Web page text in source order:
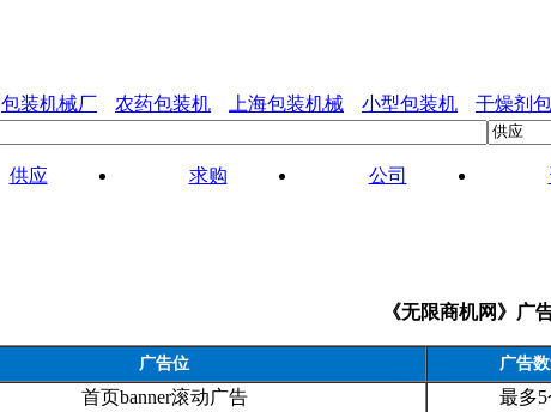
包装机械厂 农药包装机 上海包装机械 小型包装机 干燥剂
供应 求购 公司
《无限商机网》广
广告位 广告
首页banner滚动广告 最多5